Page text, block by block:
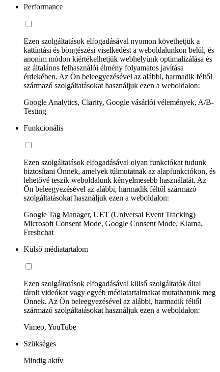
Performance
Ezen szolgáltatások elfogadásával nyomon követhetjük a
kattintási és böngészési viselkedést a weboldalunkon belül, és
anonim módon kiértékelhetjük webhelyünk optimalizálása és
az általános felhasználói élmény folyamatos javítása
érdekében. Az Ön beleegyezésével az alábbi, harmadik féltől
származó szolgáltatásokat használjuk ezen a weboldalon:
Google Analytics, Clarity, Google vásárlói vélemények, A/B-
Testing
Funkcionális
Ezen szolgáltatások elfogadásával olyan funkciókat tudunk
biztosítani Önnek, amelyek túlmutatnak az alapfunkciókon, és
lehetővé teszik weboldalunk kényelmesebb használatát. Az
Ön beleegyezésével az alábbi, harmadik féltől származó
szolgáltatásokat használjuk ezen a weboldalon:
Google Tag Manager, UET (Universal Event Tracking)
Microsoft Consent Mode, Google Consent Mode, Klarna,
Freshchat
Külső médiatartalom
Ezen szolgáltatások elfogadásával külső szolgáltatók által
tárolt videókat vagy egyéb médiatartalmakat mutathatunk meg
Önnek. Az Ön beleegyezésével az alábbi, harmadik féltől
származó szolgáltatásokat használjuk ezen a weboldalon:
Vimeo, YouTube
Szükséges
Mindig aktív